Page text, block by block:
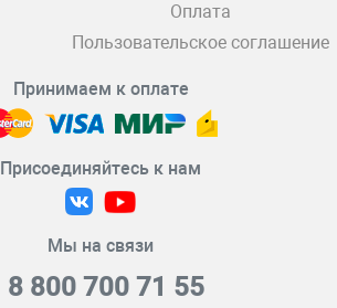
Оплата
Пользовательское соглашение
Принимаем к оплате
Присоединяйтесь к нам
Мы на связи
8 800 700 71 55